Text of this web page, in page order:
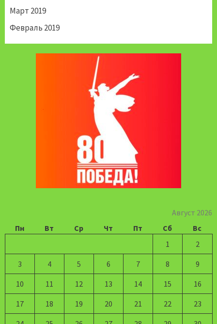
Март 2019
Февраль 2019
Август 2026
Пн
Вт Ср Чт Пт Сб
Вс
1
2
3 4 5 6 7 8 9
10 11 12 13 14 15 16
17 18 19 20 21 22 23